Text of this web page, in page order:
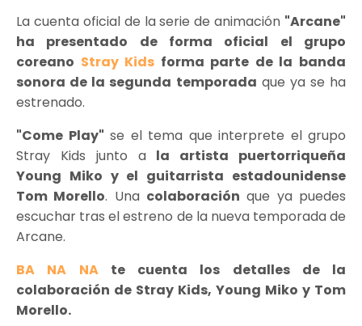
La cuenta oficial de la serie de animación "Arcane"
ha presentado de forma oficial el grupo
coreano Stray Kids forma parte de la banda
sonora de la segunda temporada que ya se ha
estrenado.
"Come Play" se el tema que interprete el grupo
Stray Kids junto a la artista puertorriqueña
Young Miko y el guitarrista estadounidense
Tom Morello. Una colaboración que ya puedes
escuchar tras el estreno de la nueva temporada de
Arcane.
BA NA NAte cuenta los detalles de la
colaboración de Stray Kids, Young Miko y Tom
Morello.